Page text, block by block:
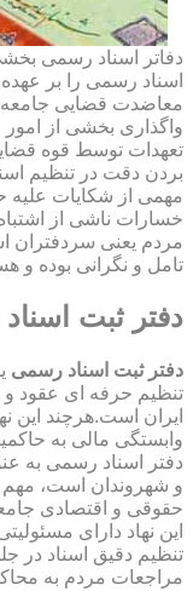
دفاتر اسناد رسمی
اسناد رسمی را بر
معاضدت قضایی جامعه
واگذاری بخشی از امور
تعهدات توسط قوه
بردن دقت در تنظیم
مهمی از شکایات علیه
خسارات ناشی از
مردم یعنی سردفتران
تامل و نگرانی بوده و
دفتر ثبت
دفتر ثبت اسناد رسمی
تنظیم حرفه ای عقود و
ایران است.هرچند این
وابستگی مالی به
دفتر اسناد رسمی به
و شهروندان است، مهم
حقوقی و اقتصادی
این نهاد دارای
تنظیم دقیق اسناد در
مراجعات مردم به